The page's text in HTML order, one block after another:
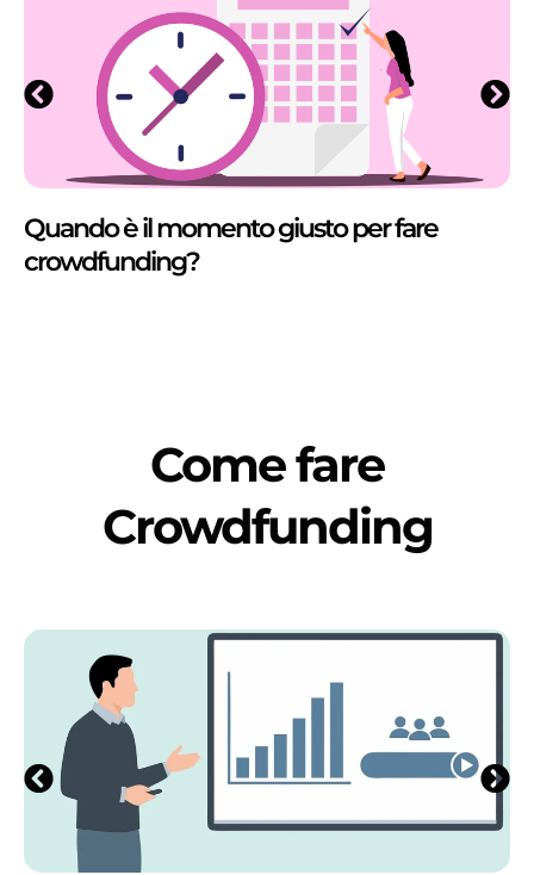
Quando è il momento giusto per fare
crowdfunding?
Come fare
Crowdfunding